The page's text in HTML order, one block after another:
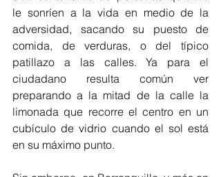
le sonríen a la vida en medio de la
adversidad, sacando su puesto de
comida, de verduras, o del típico
patillazo a las calles. Ya para el
ciudadano resulta común ver
preparando a la mitad de la calle la
limonada que recorre el centro en un
cubículo de vidrio cuando el sol está
en su máximo punto.